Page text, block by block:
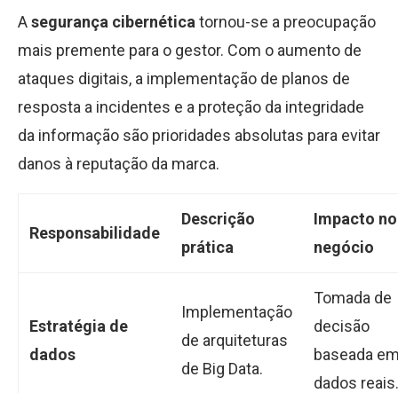
Asegurança cibernética tornou-se a preocupação
mais premente para o gestor. Com o aumento de
ataques digitais, a implementação de planos de
resposta a incidentes e a proteção da integridade
da informação são prioridades absolutas para evitar
danos à reputação da marca.
Responsabilidade
Descrição
prática
Impacto no
negócio
Estratégia de
dados
Implementação
de arquiteturas
de Big Data.
Tomada de
decisão
baseada
dados reais.